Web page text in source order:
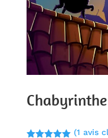
Chabyrinthe
(1 avis